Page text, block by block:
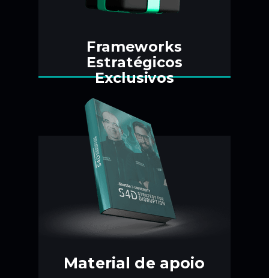
Frameworks
Estratégicos
Exclusivos
Material de apoio